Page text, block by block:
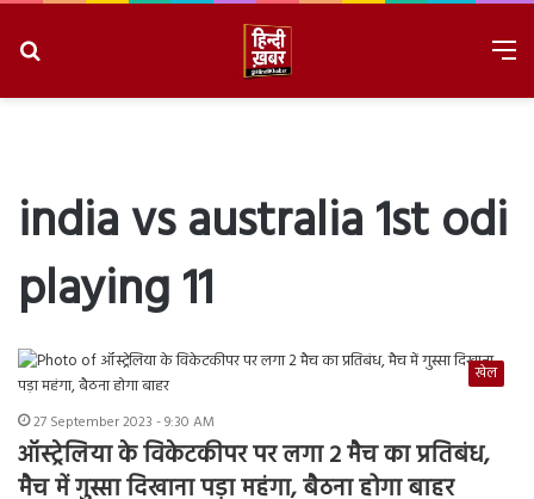
india vs australia 1st odi
playing 11
खेल
27 September 2023 - 9:30 AM
ऑस्ट्रेलिया के विकेटकीपर पर लगा 2 मैच का प्रतिबंध,
मैच में गुस्सा दिखाना पड़ा महंगा, बैठना होगा बाहर